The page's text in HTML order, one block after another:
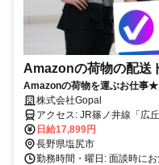
Amazonの荷物の配送
Amazonの荷物を運ぶお仕事★
けます( •ᴗ• )✨
株式会社Gopal
アクセス: JR篠ノ井線「広丘駅」より徒歩7分・車で2分 JR中央本線
「塩尻駅」より車で10分
日給17,899円
長野県塩尻市
勤務時間・曜日: 面談時にお